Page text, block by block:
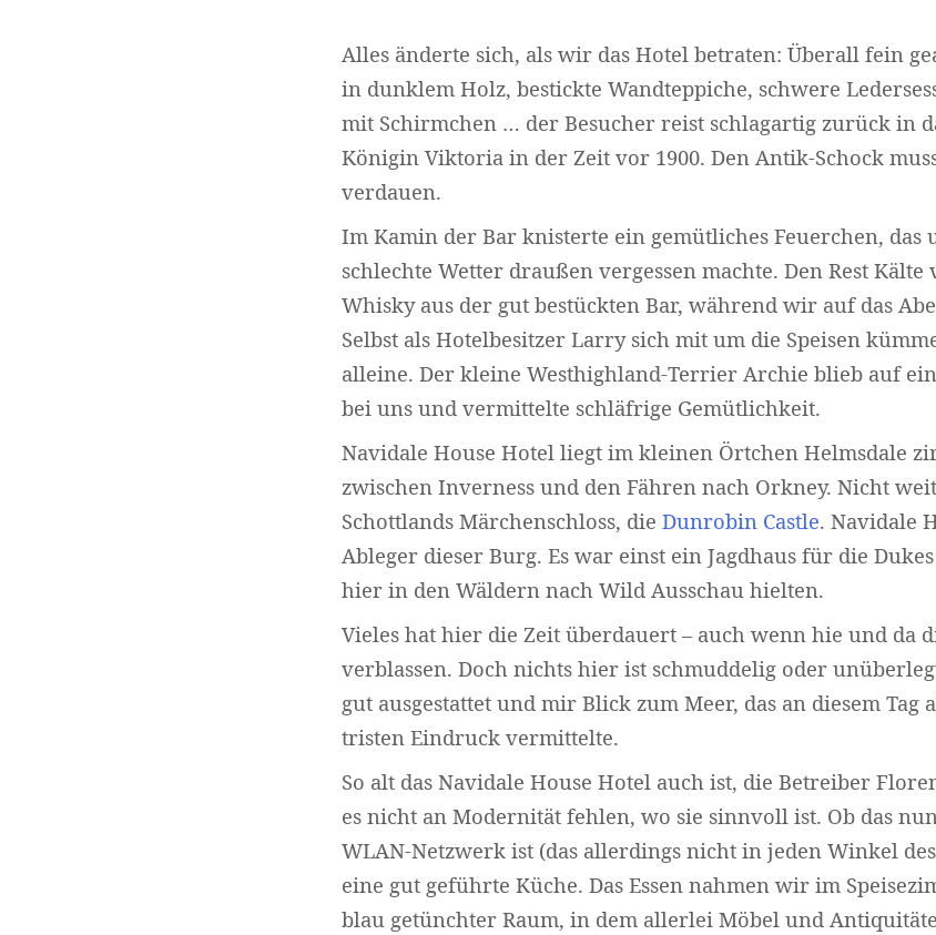
Alles änderte sich, als wir das Hotel betraten: Überall fein
in dunklem Holz, bestickte Wandteppiche, schwere
mit Schirmchen … der Besucher reist schlagartig zurück in
Königin Viktoria in der Zeit vor 1900. Den Antik-Schock
verdauen.
Im Kamin der Bar knisterte ein gemütliches Feuerchen, das
schlechte Wetter draußen vergessen machte. Den Rest
Whisky aus der gut bestückten Bar, während wir auf das
Selbst als Hotelbesitzer Larry sich mit um die Speisen
alleine. Der kleine Westhighland-Terrier Archie blieb auf
bei uns und vermittelte schläfrige Gemütlichkeit.
Navidale House Hotel liegt im kleinen Örtchen Helmsdale
zwischen Inverness und den Fähren nach Orkney. Nicht
Schottlands Märchenschloss, die Dunrobin Castle. Navidale
Ableger dieser Burg. Es war einst ein Jagdhaus für die
hier in den Wäldern nach Wild Ausschau hielten.
Vieles hat hier die Zeit überdauert – auch wenn hie und da
verblassen. Doch nichts hier ist schmuddelig oder
gut ausgestattet und mir Blick zum Meer, das an diesem Tag
tristen Eindruck vermittelte.
So alt das Navidale House Hotel auch ist, die Betreiber
es nicht an Modernität fehlen, wo sie sinnvoll ist. Ob das
WLAN-Netzwerk ist (das allerdings nicht in jeden Winkel
eine gut geführte Küche. Das Essen nahmen wir im
blau getünchter Raum, in dem allerlei Möbel und
Widerrufsformular
Widerruf bestätigen